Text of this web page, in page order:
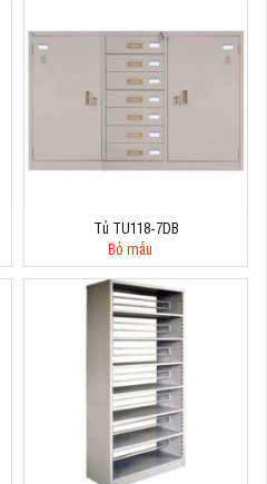
Tủ TU118-7DB
Bỏ mẫu